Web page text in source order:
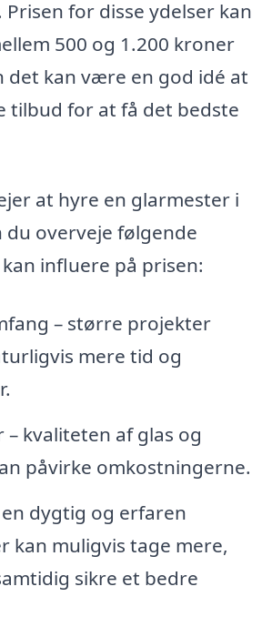
Prisen for disse ydelser kan
500 og 1.200 kroner
det kan være en god idé at
tilbud for at få det bedste
at hyre en glarmester i
du overveje følgende
influere på prisen:
– større projekter
mere tid og
– kvaliteten af glas og
påvirke omkostningerne.
dygtig og erfaren
kan muligvis tage mere,
sikre et bedre